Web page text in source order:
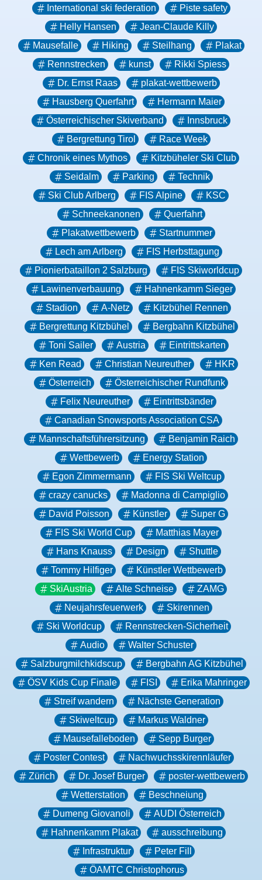
International ski federation
Piste safety
Helly Hansen
Jean-Claude Killy
Mausefalle
Hiking Steilhang
Plakat
Rennstrecken
kunst
Rikki Spiess
Dr. Ernst Raas
plakat-wettbewerb
Hausberg Querfahrt
Hermann Maier
Österreichischer Skiverband
Innsbruck
Bergrettung Tirol
Race Week
Chronik eines Mythos
Kitzbüheler Ski Club
Seidalm
Parking
Technik
Ski Club Arlberg
FIS Alpine
KSC
Schneekanonen
Querfahrt
Plakatwettbewerb
Startnummer
Lech am Arlberg
FIS Herbsttagung
Pionierbataillon 2 Salzburg
FIS Skiworldcup
Lawinenverbauung
Hahnenkamm Sieger
Stadion
A-Netz
Kitzbühel Rennen
Bergrettung Kitzbühel
Bergbahn Kitzbühel
Toni Sailer
Austria
Eintrittskarten
Ken Read
Christian Neureuther
HKR
Österreich
Österreichischer Rundfunk
Felix Neureuther
Eintrittsbänder
Canadian Snowsports Association CSA
Mannschaftsführersitzung
Benjamin Raich
Wettbewerb
Energy Station
Egon Zimmermann
FIS Ski Weltcup
crazy canucks
Madonna di Campiglio
David Poisson
Künstler
Super G
FIS Ski World Cup
Matthias Mayer
Hans Knauss
Design
Shuttle
Tommy Hilfiger
Künstler Wettbewerb
SkiAustria
Alte Schneise
ZAMG
Neujahrsfeuerwerk
Skirennen
Ski Worldcup
Rennstrecken-Sicherheit
Audio
Walter Schuster
Salzburgmilchkidscup
Bergbahn AG Kitzbühel
ÖSV Kids Cup Finale
FISI
Erika Mahringer
Streif wandern
Nächste Generation
Skiweltcup
Markus Waldner
Mausefalleboden
Sepp Burger
Poster Contest
Nachwuchsskirennläufer
Zürich
Dr. Josef Burger
poster-wettbewerb
Wetterstation
Beschneiung
Dumeng Giovanoli
AUDI Österreich
Hahnenkamm Plakat
ausschreibung
Infrastruktur
Peter Fill
ÖAMTC Christophorus